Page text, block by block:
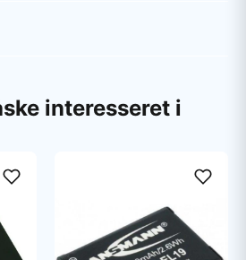
interesseret i